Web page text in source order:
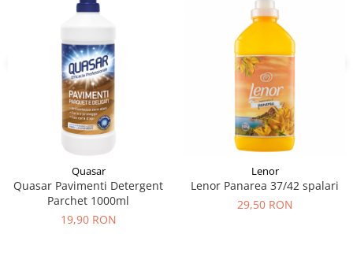
Quasar
Quasar Pavimenti Detergent
Parchet 1000ml
19,90 RON
Lenor
Lenor Panarea 37/42 spalari
29,50 RON